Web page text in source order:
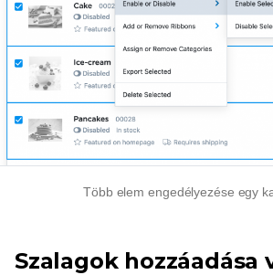
Több elem engedélyezése egy
Szalagok hozzáadása